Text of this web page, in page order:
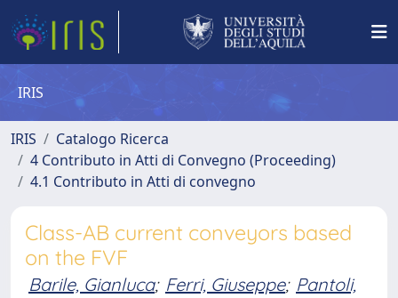
IRIS
IRIS
Catalogo Ricerca
4 Contributo in Atti di Convegno (Proceeding)
4.1 Contributo in Atti di convegno
Class-AB current conveyors based
on the FVF
Barile, Gianluca; Ferri, Giuseppe; Pantoli,